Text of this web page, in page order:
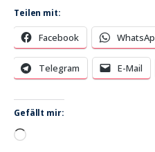
Teilen mit:
Facebook
Telegram E-Mail
Gefällt mir:
Wird